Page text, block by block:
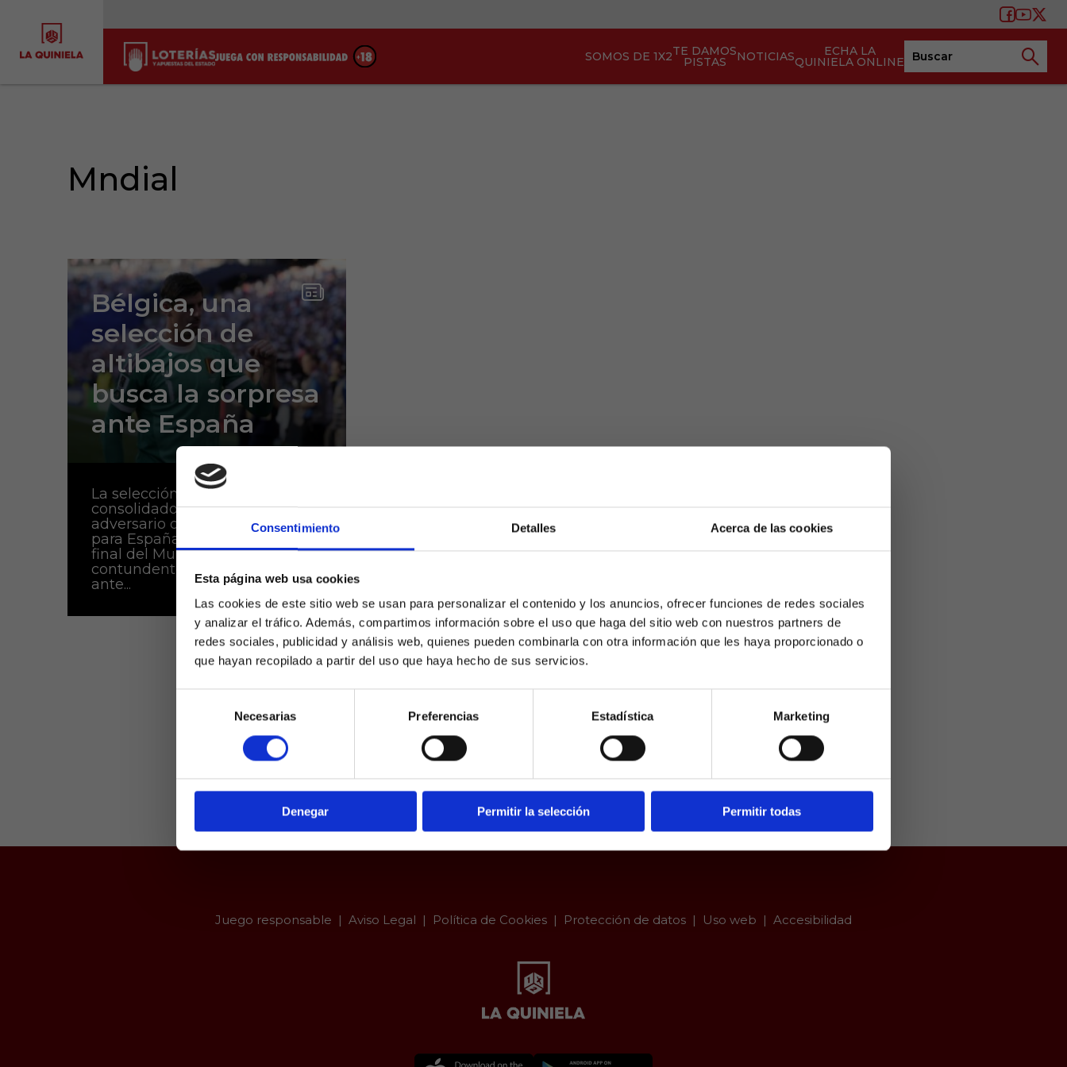
Consentimiento Detalles Acerca de las cookies
Esta página web usa cookies
Las cookies de este sitio web se usan para personalizar el contenido y los anuncios, ofrecer funciones de redes sociales
y analizar el tráfico. Además, compartimos información sobre el uso que haga del sitio web con nuestros partners de
redes sociales, publicidad y análisis web, quienes pueden combinarla con otra información que les haya proporcionado o
que hayan recopilado a partir del uso que haya hecho de sus servicios.
consentimiento
Necesarias Preferencias Estadística Marketing
Denegar Permitir la selección Permitir todas
SÍ, SOY MAYOR DE 18 AÑOS
NO SOY MAYOR DE 18 AÑOS
Laquiniela.es es un sitio cuyo contenido está dirigido, única y exclusivamente a
mayores de edad. Para asegurar que a este sitio web solo accedan usuarios mayores
de edad, se incorpora un filtro de edad al que se debe responder con
responsabilidad y veracidad.
SOMOS DE 1X2TE DAMOS
PISTAS NOTICIAS ECHA LA
QUINIELA ONLINE
Mndial
Bélgica, una
selección de
altibajos que
busca la sorpresa
ante España
La selección de Bélgica se ha
consolidado como un
adversario de máximo peligro
para España en los cuartos de
final del Mundial 2026. Tras una
contundente victoria por 1-4
ante...
Juego responsable Aviso Legal Política de Cookies Protección de datos Uso web Accesibilidad